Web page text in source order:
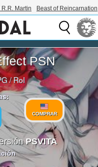
Martin Beast of Reincarnation
PSN
/Rol
COMPRAR
PSVITA